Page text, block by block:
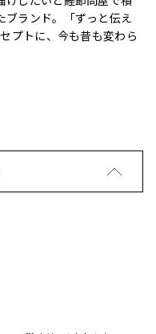
ブランド。「ずっと伝え
プトに、今も昔も変わら